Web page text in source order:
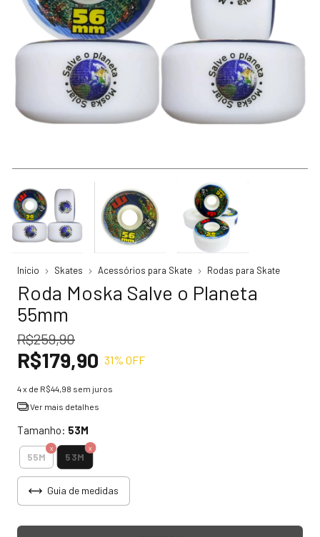
Início Skates Acessórios para Skate Rodas para Skate
Roda Moska Salve o Planeta
55mm
R$259,90
R$179,90 31% OFF
4x de R$44,98 sem juros
Ver mais detalhes
Tamanho: 53M
55M 53M
Guia de medidas